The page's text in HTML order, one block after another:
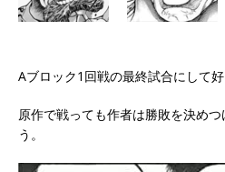
Aブロック1回戦の最終試合にして好
原作で戦っても作者は勝敗を決め
う。